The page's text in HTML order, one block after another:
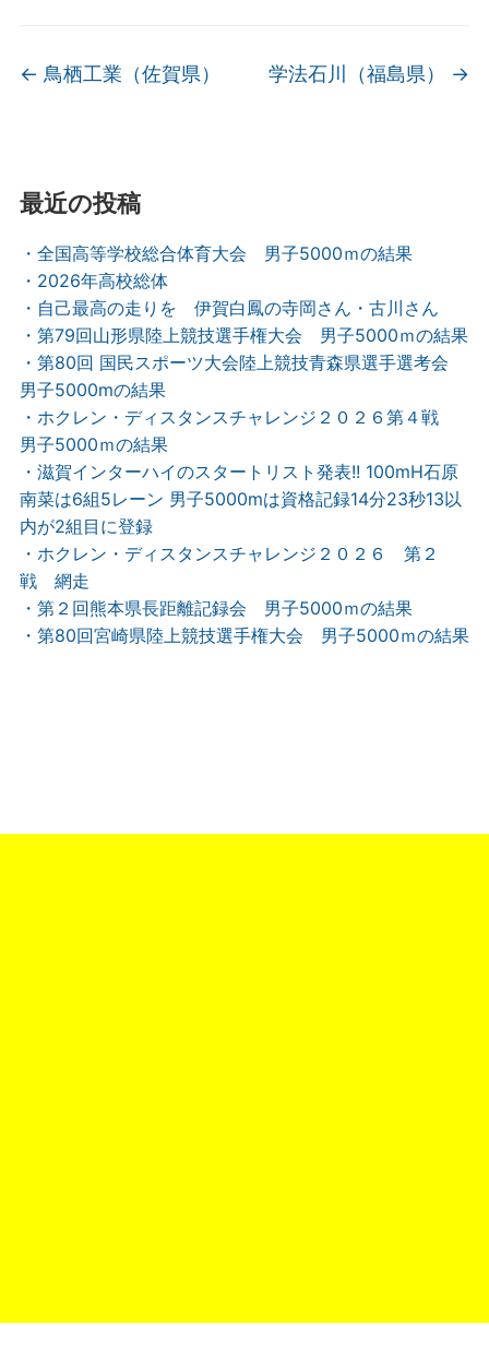
← 鳥栖工業（佐賀県） 学法石川（福島県） →
最近の投稿
・全国高等学校総合体育大会 男子5000ｍの結果
・2026年高校総体
・自己最高の走りを 伊賀白鳳の寺岡さん・古川さん
・第79回山形県陸上競技選手権大会 男子5000ｍの結果
・第80回 国民スポーツ大会陸上競技青森県選手選考会
男子5000mの結果
・ホクレン・ディスタンスチャレンジ２０２６第４戦
男子5000ｍの結果
・滋賀インターハイのスタートリスト発表!! 100mH石原
南菜は6組5レーン 男子5000mは資格記録14分23秒13以
内が2組目に登録
・ホクレン・ディスタンスチャレンジ２０２６ 第２
戦 網走
・第２回熊本県長距離記録会 男子5000ｍの結果
・第80回宮崎県陸上競技選手権大会 男子5000ｍの結果